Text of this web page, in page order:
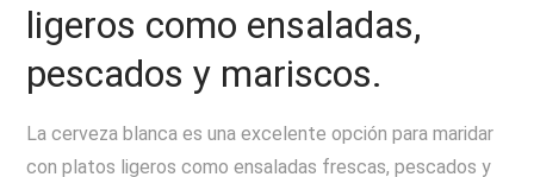
ligeros como ensaladas,
pescados y mariscos.
La cerveza blanca es una excelente opción para maridar
con platos ligeros como ensaladas frescas, pescados y